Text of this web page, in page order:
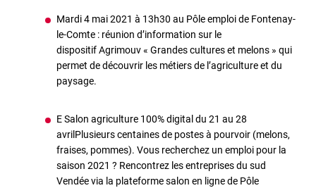
Mardi 4 mai 2021 à 13h30 au Pôle emploi de Fontenay-
le-Comte : réunion d’information sur le
dispositif Agrimouv « Grandes cultures et melons » qui
permet de découvrir les métiers de l’agriculture et du
paysage.
E Salon agriculture 100% digital du 21 au 28
avrilPlusieurs centaines de postes à pourvoir (melons,
fraises, pommes). Vous recherchez un emploi pour la
saison 2021 ? Rencontrez les entreprises du sud
Vendée via la plateforme salon en ligne de Pôle